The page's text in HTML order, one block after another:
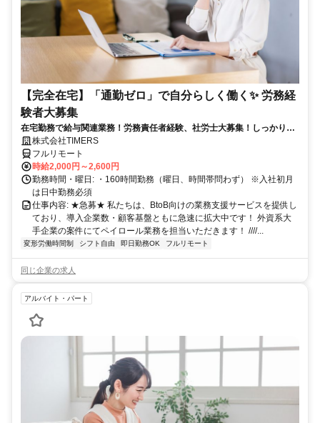
【完全在宅】「通勤ゼロ」で自分らしく働く✨ 労務経
験者大募集
在宅勤務で給与関連業務！労務責任者経験、社労士大募集！しっかり稼
ぎたい方、注目！
株式会社TIMERS
フルリモート
時給2,000円～2,600円
勤務時間・曜日: ・160時間勤務（曜日、時間帯問わず） ※入社初月
は日中勤務必須
仕事内容: ★急募★ 私たちは、BtoB向けの業務支援サービスを提供し
ており、導入企業数・顧客基盤ともに急速に拡大中です！ 外資系大
手企業の案件にてペイロール業務を担当いただきます！ ////...
変形労働時間制 シフト自由 即日勤務OK フルリモート
同じ企業の求人
アルバイト・パート